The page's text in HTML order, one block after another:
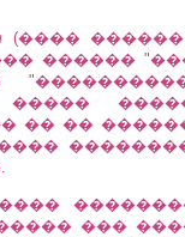
(����
������
�����
�� ��
���